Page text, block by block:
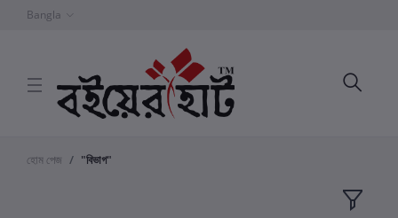
Bangla
হোম পেজ "বিভাগ"